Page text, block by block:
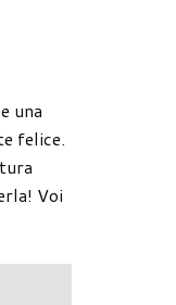
una
felice.
Voi